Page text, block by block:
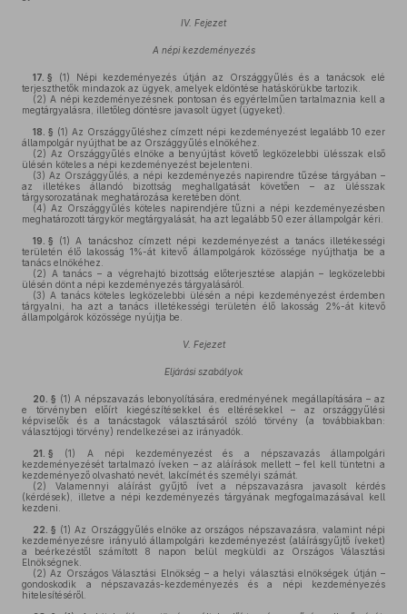
IV. Fejezet
A népi kezdeményezés
17. § (1) Népi kezdeményezés útján az Országgyűlés és a tanácsok elé
terjeszthetők mindazok az ügyek, amelyek eldöntése hatáskörükbe tartozik.
(2) A népi kezdeményezésnek pontosan és egyértelműen tartalmaznia kell a
megtárgyalásra, illetőleg döntésre javasolt ügyet (ügyeket).
18. § (1) Az Országgyűléshez címzett népi kezdeményezést legalább 10 ezer
állampolgár nyújthat be az Országgyűlés elnökéhez.
(2) Az Országgyűlés elnöke a benyújtást követő legközelebbi ülésszak első
ülésén köteles a népi kezdeményezést bejelenteni.
(3) Az Országgyűlés, a népi kezdeményezés napirendre tűzése tárgyában –
az illetékes állandó bizottság meghallgatását követően – az ülésszak
tárgysorozatának meghatározása keretében dönt.
(4) Az Országgyűlés köteles napirendjére tűzni a népi kezdeményezésben
meghatározott tárgykör megtárgyalását, ha azt legalább 50 ezer állampolgár kéri.
19. § (1) A tanácshoz címzett népi kezdeményezést a tanács illetékességi
területén élő lakosság 1%-át kitevő állampolgárok közössége nyújthatja be a
tanács elnökéhez.
(2) A tanács – a végrehajtó bizottság előterjesztése alapján – legközelebbi
ülésén dönt a népi kezdeményezés tárgyalásáról.
(3) A tanács köteles legközelebbi ülésén a népi kezdeményezést érdemben
tárgyalni, ha azt a tanács illetékességi területén élő lakosság 2%-át kitevő
állampolgárok közössége nyújtja be.
V. Fejezet
Eljárási szabályok
20. § (1) A népszavazás lebonyolítására, eredményének megállapítására – az
e törvényben előírt kiegészítésekkel és eltérésekkel – az országgyűlési
képviselők és a tanácstagok választásáról szóló törvény (a továbbiakban:
választójogi törvény) rendelkezései az irányadók.
21. § (1)
A népi kezdeményezést és a népszavazás állampolgári
kezdeményezését tartalmazó íveken – az aláírások mellett – fel kell tüntetni a
kezdeményező olvasható nevét, lakcímét és személyi számát.
(2) Valamennyi aláírást gyűjtő ívet a népszavazásra javasolt kérdés
(kérdések), illetve a népi kezdeményezés tárgyának megfogalmazásával kell
kezdeni.
22. § (1) Az Országgyűlés elnöke az országos népszavazásra, valamint népi
kezdeményezésre irányuló állampolgári kezdeményezést (aláírásgyűjtő íveket)
a beérkezéstől számított 8 napon belül megküldi az Országos Választási
Elnökségnek.
(2) Az Országos Választási Elnökség – a helyi választási elnökségek útján –
gondoskodik a népszavazás-kezdeményezés és a népi kezdeményezés
hitelesítéséről.